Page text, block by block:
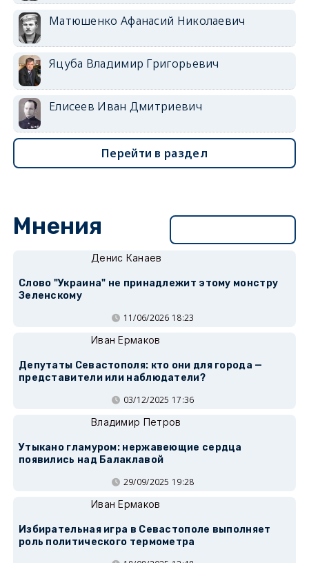
Матюшенко Афанасий Николаевич
Яцуба Владимир Григорьевич
Елисеев Иван Дмитриевич
Перейти в раздел
Мнения
Денис Канаев
Слово "Украина" не принадлежит этому монстру
Зеленскому
11/06/2026 18:23
Иван Ермаков
Депутаты Севастополя: кто они для города —
представители или наблюдатели?
03/12/2025 17:36
Владимир Петров
Утыкано гламуром: нержавеющие сердца
появились над Балаклавой
29/09/2025 19:28
Иван Ермаков
Избирательная игра в Севастополе выполняет
роль политического термометра